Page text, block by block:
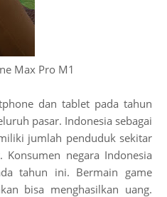
Max Pro M1
dan tablet pada tahun
pasar. Indonesia sebagai
jumlah penduduk sekitar
negara Indonesia
tahun ini. Bermain game
bisa menghasilkan uang.